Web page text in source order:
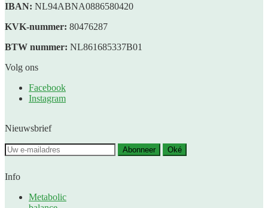
IBAN: NL94ABNA0886580420
KVK-nummer: 80476287
BTW nummer: NL861685337B01
Volg ons
Facebook
Instagram
Nieuwsbrief
Abonneer Oké
Info
Metabolic